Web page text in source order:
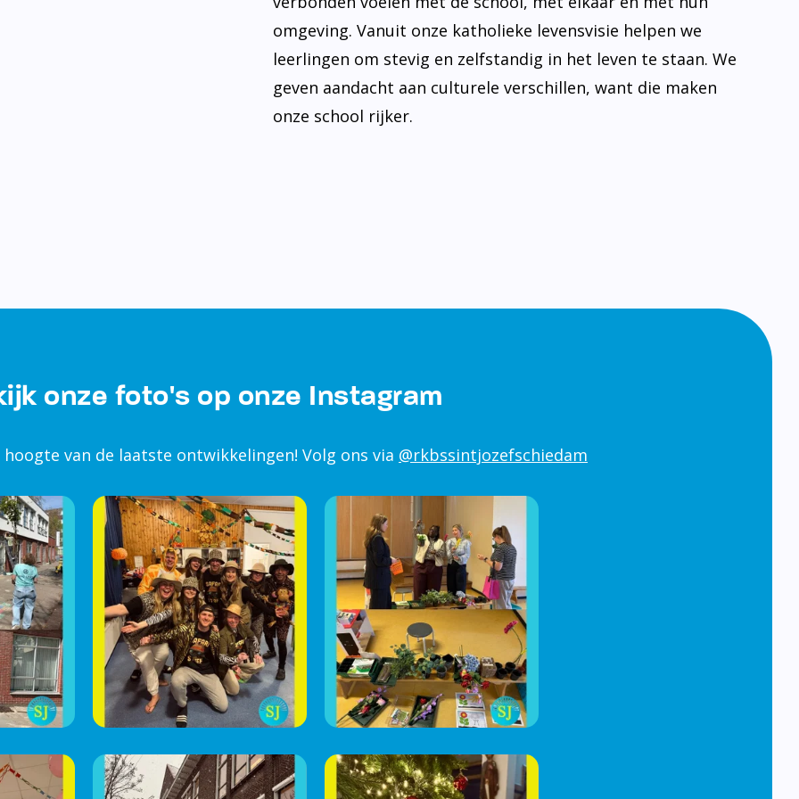
omgeving. Vanuit onze katholieke levensvisie helpen we
leerlingen om stevig en zelfstandig in het leven te staan. We
geven aandacht aan culturele verschillen, want die maken
onze school rijker.
onze foto's op onze Instagram
van de laatste ontwikkelingen! Volg ons via @rkbssintjozefschiedam